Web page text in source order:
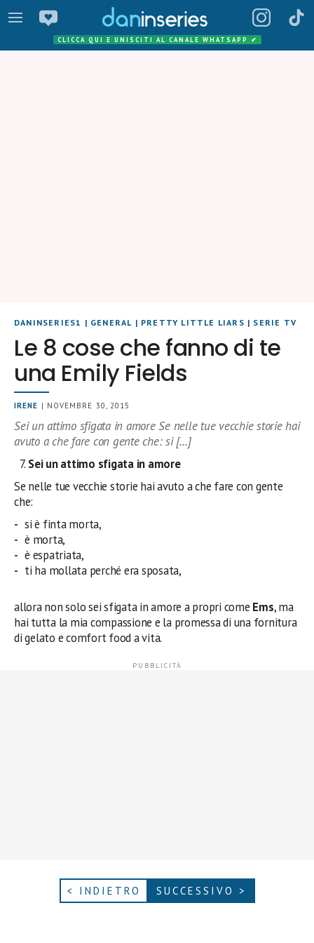
CLICCA QUI E UNISCITI AL CANALE WHATSAPP ✔
DANINSERIES1 | GENERAL | PRETTY LITTLE LIARS | SERIE TV
Le 8 cose che fanno di te
una Emily Fields
IRENE | NOVEMBRE 30, 2015
Sei un attimo sfigata in amore Se nelle tue vecchie storie hai
avuto a che fare con gente che: si […]
Sei un attimo sfigata in amore
Se nelle tue vecchie storie hai avuto a che fare con gente
che:
si è finta morta,
è morta,
è espatriata,
ti ha mollata perché era sposata,
allora non solo sei sfigata in amore a propri come Ems, ma
hai tutta la mia compassione e la promessa di una fornitura
di gelato e comfort food a vita.
< INDIETRO SUCCESSIVO >